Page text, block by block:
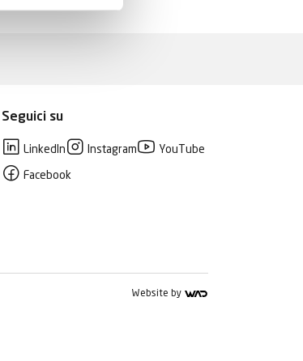
Seguici su
LinkedIn Instagram
YouTube
Facebook
Website by